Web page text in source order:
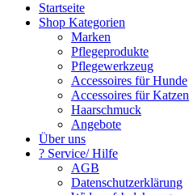
Startseite
Shop Kategorien
Marken
Pflegeprodukte
Pflegewerkzeug
Accessoires für Hunde
Accessoires für Katzen
Haarschmuck
Angebote
Über uns
? Service/ Hilfe
AGB
Datenschutzerklärung